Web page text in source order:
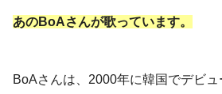
あのBoAさんが歌っています。
BoAさんは、2000年に韓国でデビ